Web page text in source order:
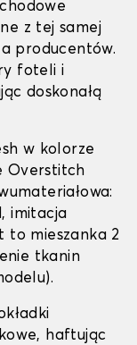
z tej samej
producentów.
foteli i
doskonałą
w kolorze
Overstitch
imitacja
to mieszanka 2
tkanin
haftując